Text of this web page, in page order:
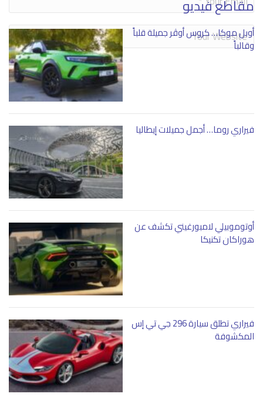
مقاطع فيديو
أوبل موكا… كروس أوڤر جميلة قلباً
وقالباً
فيراري روما… أجمل جميلات إيطاليا
أوتوموبيلي لامبورغيني تكشف عن
هوراكان تكنيكا
فيراري تطلق سيارة 296 جي تي إس
المكشوفة